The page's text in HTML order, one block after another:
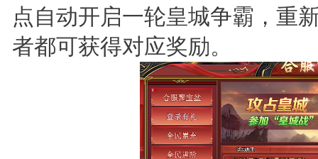
点自动开启一轮皇城争霸，重
者都可获得对应奖励。